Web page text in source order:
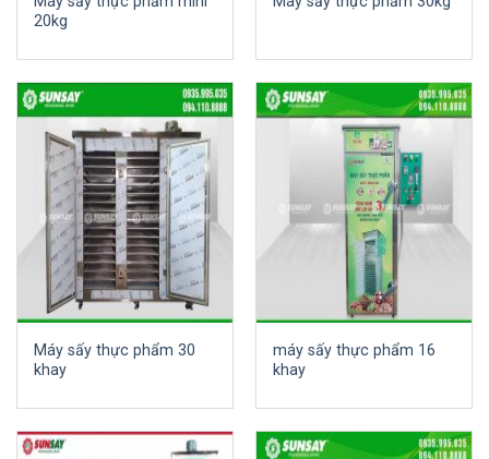
20kg
Máy sấy thực phẩm 30
khay
máy sấy thực phẩm 16
khay